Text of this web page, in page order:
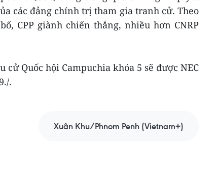
các đảng chính trị tham gia tranh cử. Theo
CPP giành chiến thắng, nhiều hơn CNRP
cử Quốc hội Campuchia khóa 5 sẽ được NEC
.
Xuân Khu/Phnom Penh (Vietnam+)